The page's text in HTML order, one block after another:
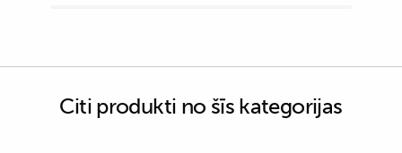
Citi produkti no šīs kategorijas